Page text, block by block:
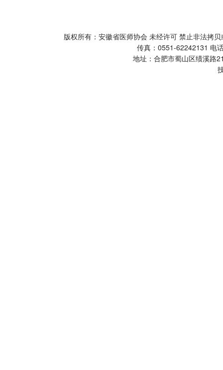
版权所有：安徽省医师协会 未经许可 禁止非法
传真：0551-62242131 电
地址：合肥市蜀山区绩溪路